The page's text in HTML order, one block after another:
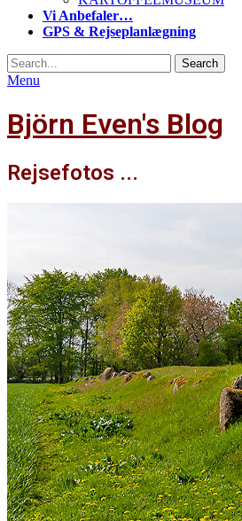
Vi Anbefaler…
GPS & Rejseplanlægning
Search
Search
for:
Menu
Björn Even's Blog
Rejsefotos ...